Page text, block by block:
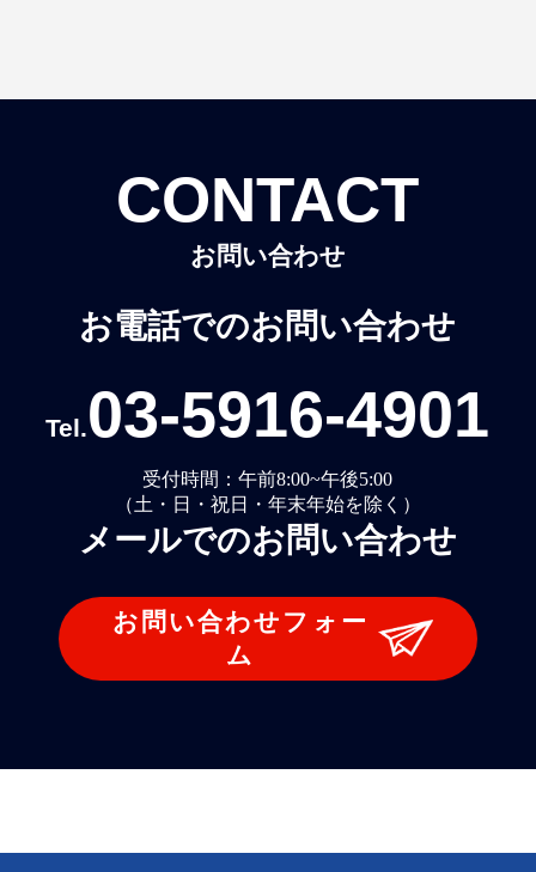
CONTACT
お問い合わせ
お電話でのお問い合わせ
Tel.03-5916-4901
受付時間：午前8:00~午後5:00
（土・日・祝日・年末年始を除く）
メールでのお問い合わせ
お問い合わせフォー
ム